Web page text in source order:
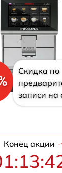
Скидка по
записи на
Конец акции